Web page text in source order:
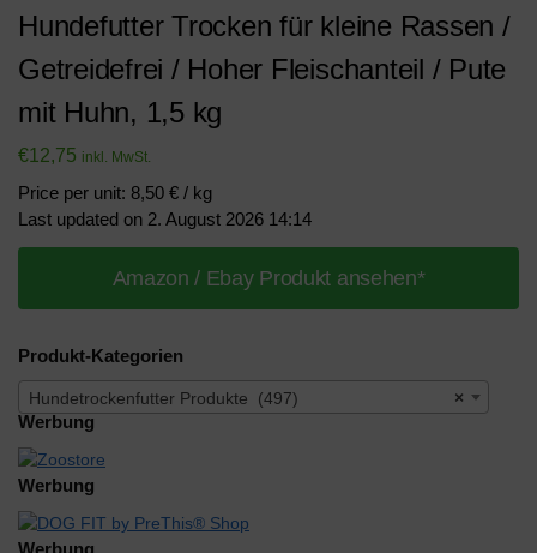
Hundefutter Trocken für kleine Rassen /
Getreidefrei / Hoher Fleischanteil / Pute
mit Huhn, 1,5 kg
€12,75 inkl. MwSt.
Price per unit: 8,50 € / kg
Last updated on 2. August 2026 14:14
Amazon / Ebay Produkt ansehen*
Produkt-Kategorien
×
Hundetrockenfutter Produkte (497)
Werbung
Werbung
Werbung